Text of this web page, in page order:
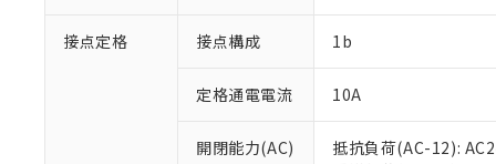
接点定格 接点構成 1b
定格通電電流 10A
開閉能力(AC)
抵抗負荷(AC-12):
当社販売員
在庫状況お
ている必要
※2 対応予定月
部品在庫の切り替
「ｅ」：有害物質
「10」：通常の使
味します。
たしません。
△ 一定数
－
在庫な
空
受注生